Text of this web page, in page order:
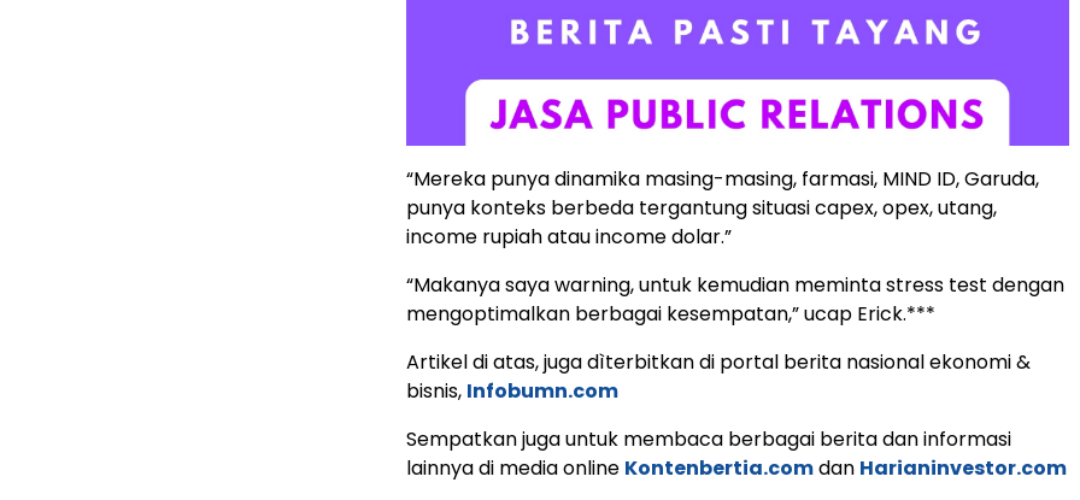
“Mereka punya dinamika masing-masing, farmasi, MIND ID, Garuda,
punya konteks berbeda tergantung situasi capex, opex, utang,
income rupiah atau income dolar.”
“Makanya saya warning, untuk kemudian meminta stress test dengan
mengoptimalkan berbagai kesempatan,” ucap Erick.***
Artikel di atas, juga dìterbitkan di portal berita nasional ekonomi &
bisnis, Infobumn.com
Sempatkan juga untuk membaca berbagai berita dan informasi
lainnya di media online Kontenbertia.comdan Harianinvestor.com